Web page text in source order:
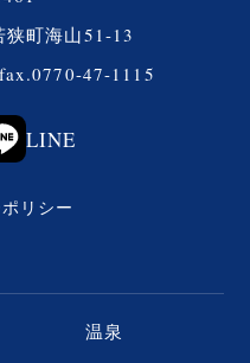
町海山51-13
fax.0770-47-1115
LINE
リシー
温泉